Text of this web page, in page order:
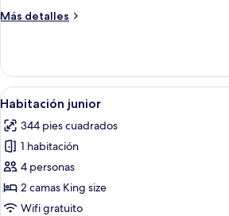
2
Más detalles
Más
Deluxe
con
2
individuales
Abrir
todas
las
fotos
de
Habitación
junior
17
Habitación junior
344 pies cuadrados
1 habitación
4 personas
2 camas King size
Wifi gratuito